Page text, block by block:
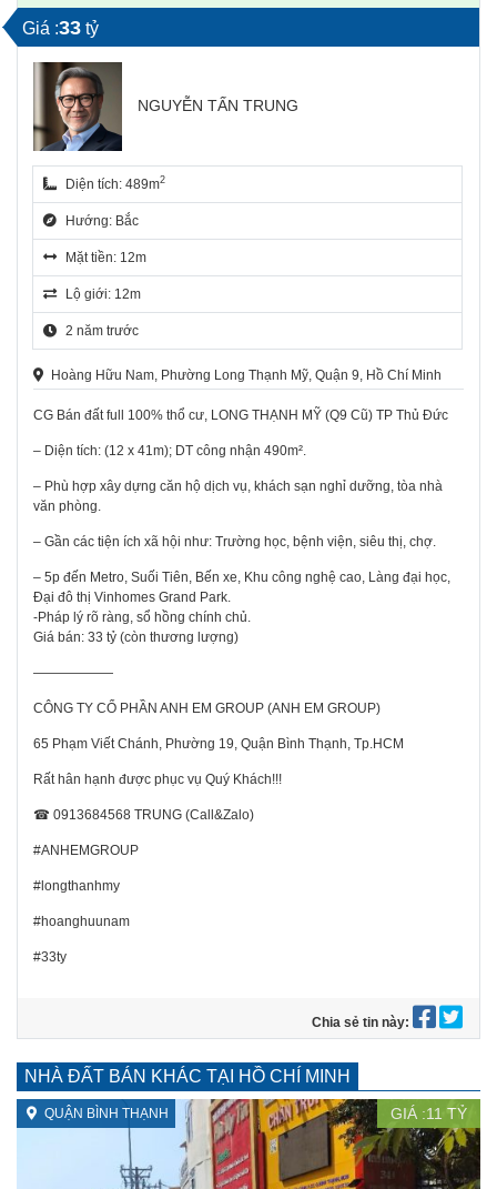
Giá :33 tỷ
NGUYỄN TẤN TRUNG
Diện tích: 489m2
Hướng: Bắc
Mặt tiền: 12m
Lộ giới: 12m
2 năm trước
Hoàng Hữu Nam, Phường Long Thạnh Mỹ, Quận 9, Hồ Chí Minh
CG Bán đất full 100% thổ cư, LONG THẠNH MỸ (Q9 Cũ) TP Thủ Đức
– Diện tích: (12 x 41m); DT công nhận 490m².
– Phù hợp xây dựng căn hộ dịch vụ, khách sạn nghỉ dưỡng, tòa nhà
văn phòng.
– Gần các tiện ích xã hội như: Trường học, bệnh viện, siêu thị, chợ.
– 5p đến Metro, Suối Tiên, Bến xe, Khu công nghệ cao, Làng đại học,
Đại đô thị Vinhomes Grand Park.
-Pháp lý rõ ràng, sổ hồng chính chủ.
Giá bán: 33 tỷ (còn thương lượng)
——————
CÔNG TY CỔ PHẦN ANH EM GROUP (ANH EM GROUP)
65 Phạm Viết Chánh, Phường 19, Quận Bình Thạnh, Tp.HCM
Rất hân hạnh được phục vụ Quý Khách!!!
☎ 0913684568 TRUNG (Call&Zalo)
#ANHEMGROUP
#longthanhmy
#hoanghuunam
#33ty
Chia sẻ tin này:
NHÀ ĐẤT BÁN KHÁC TẠI HỒ CHÍ MINH
QUẬN BÌNH THẠNH GIÁ :11 TỶ